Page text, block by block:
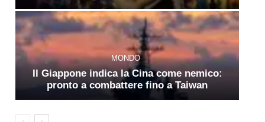
MONDO
Il Giappone indica la Cina come nemico:
pronto a combattere fino a Taiwan